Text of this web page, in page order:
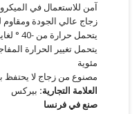
آمن للاستعمال في
زجاج عالي الجودة
يتحمل حرارة من -40 ° لغاية +300° درجة مئوية
مئوية
مصنوع من زجاج لا يحتفظ
العلامة التجارية: بيركس
صنع في فرنسا